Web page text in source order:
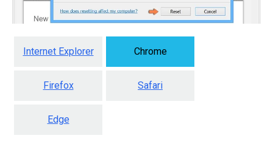
Internet Explorer Chrome
Firefox Safari
Edge